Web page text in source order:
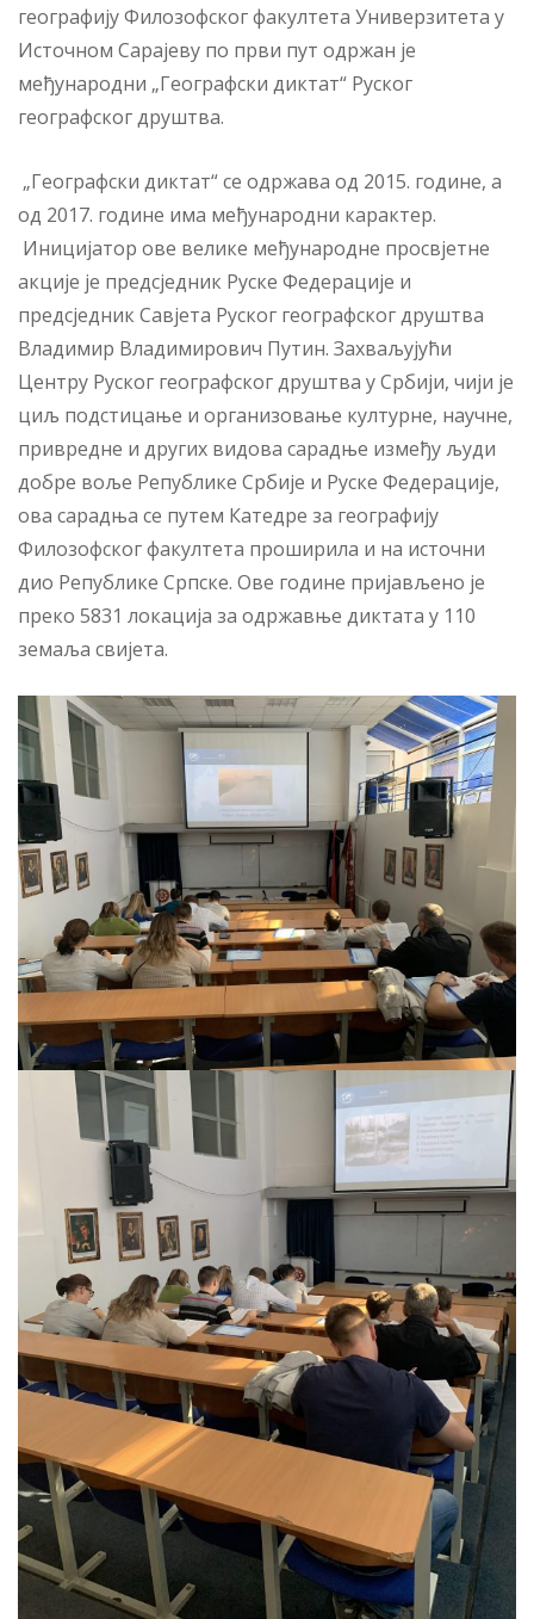
географију Филозофског факултета Универзитета у
Источном Сарајеву по први пут одржан jе
међународни „Географски диктат“ Руског
географског друштва.
„Географски диктат“ се одржава од 2015. године, а
од 2017. године има међународни карактер.
Иницијатор ове велике међународне просвjетне
акције је предсједник Руске Федерације и
предсједник Савјета Руског географског друштва
Владимир Владимирович Путин. Захваљујући
Центру Руског географског друштва у Србији, чији је
циљ подстицање и организовање културне, научне,
привредне и других видова сарадње између људи
добре воље Републике Србије и Руске Федерације,
ова сарадња се путем Катедре за географију
Филозофског факултета проширила и на источни
дио Републике Српске. Ове године пријављено је
преко 5831 локација за одржавње диктата у 110
земаља свијета.